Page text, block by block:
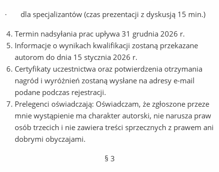
· dla specjalizantów (czas prezentacji z dyskusją 15 min.)
Termin nadsyłania prac upływa 31 grudnia 2026 r.
Informacje o wynikach kwalifikacji zostaną przekazane
autorom do dnia 15 stycznia 2026 r.
Certyfikaty uczestnictwa oraz potwierdzenia otrzymania
nagród i wyróżnień zostaną wysłane na adresy e-mail
podane podczas rejestracji.
Prelegenci oświadczają: Oświadczam, że zgłoszone przeze
mnie wystąpienie ma charakter autorski, nie narusza praw
osób trzecich i nie zawiera treści sprzecznych z prawem ani
dobrymi obyczajami.
§ 3